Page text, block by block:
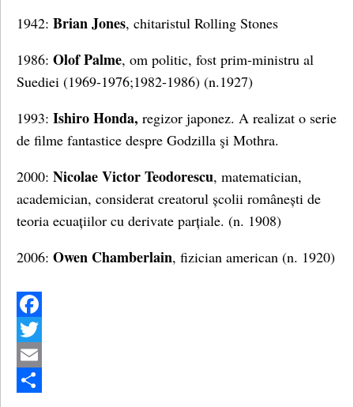
1942: Brian Jones, chitaristul Rolling Stones
1986: Olof Palme, om politic, fost prim-ministru al
Suediei (1969-1976;1982-1986) (n.1927)
1993: Ishiro Honda, regizor japonez. A realizat o serie
de filme fantastice despre Godzilla şi Mothra.
2000: Nicolae Victor Teodorescu, matematician,
academician, considerat creatorul școlii românești de
teoria ecuațiilor cu derivate parțiale. (n. 1908)
2006: Owen Chamberlain, fizician american (n. 1920)
Facebook
Twitter
Email